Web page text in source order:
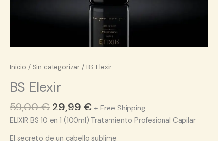
Inicio / Sin categorizar / BS Elexir
BS Elexir
59,00€ 29,99 € + Free Shipping
ELIXIR BS 10 en 1 (100ml) Tratamiento Profesional Capilar
El secreto de un cabello sublime️